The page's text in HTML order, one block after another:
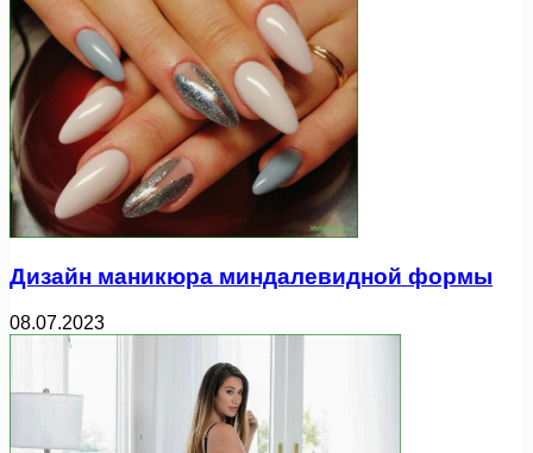
Дизайн маникюра миндалевидной формы
08.07.2023